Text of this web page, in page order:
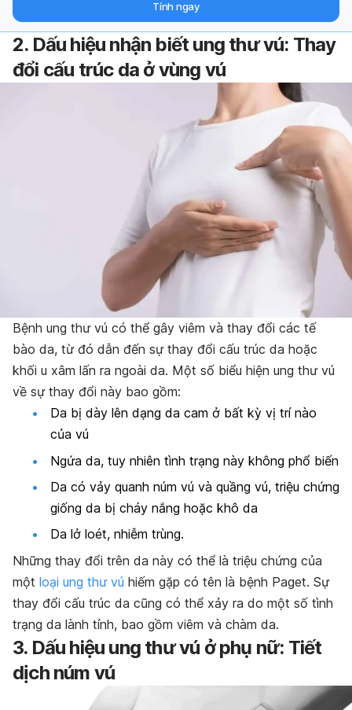
Tính ngay
2. Dấu hiệu nhận biết ung thư vú: Thay
đổi cấu trúc da ở vùng vú
Bệnh ung thư vú có thể gây viêm và thay đổi các tế
bào da, từ đó dẫn đến sự thay đổi cấu trúc da hoặc
khối u xâm lấn ra ngoài da. Một số biểu hiện ung thư vú
về sự thay đổi này bao gồm:
Da bị dày lên dạng da cam ở bất kỳ vị trí nào
của vú
Ngứa da, tuy nhiên tình trạng này không phổ biến
Da có vảy quanh núm vú và quầng vú, triệu chứng
giống da bị cháy nắng hoặc khô da
Da lở loét, nhiễm trùng.
Những thay đổi trên da này có thể là triệu chứng của
một loại ung thư vú hiếm gặp có tên là bệnh Paget. Sự
thay đổi cấu trúc da cũng có thể xảy ra do một số tình
trạng da lành tính, bao gồm viêm và chàm da.
3. Dấu hiệu ung thư vú ở phụ nữ: Tiết
dịch núm vú